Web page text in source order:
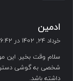
ادمین
:
خرداد ۲۴, ۱۴۰۲ در ۶:۴۲ بعد از ظهر
سلام وقت بخیر. این
شخصی به گوشی
داشته باشد.